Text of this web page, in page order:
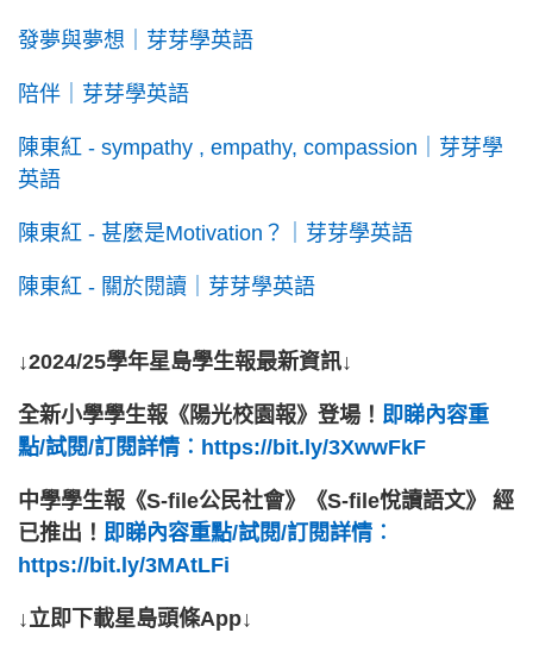
發夢與夢想｜芽芽學英語
陪伴｜芽芽學英語
陳東紅 - sympathy , empathy, compassion｜芽芽學
英語
陳東紅 - 甚麼是Motivation？｜芽芽學英語
陳東紅 - 關於閱讀｜芽芽學英語
↓2024/25學年星島學生報最新資訊↓
全新小學學生報《陽光校園報》登場！ 即睇內容重
點/試閱/訂閱詳情︰https://bit.ly/3XwwFkF
中學學生報《S-file公民社會》《S-file悅讀語文》 經
已推出！ 即睇內容重點/試閱/訂閱詳情︰
https://bit.ly/3MAtLFi
↓立即下載星島頭條App↓